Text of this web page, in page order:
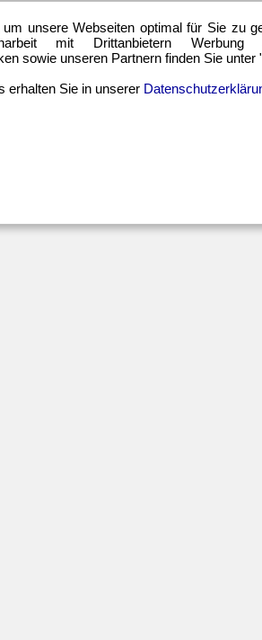
unsere Webseiten optimal für Sie zu
mit Drittanbietern
sowie unseren Partnern finden Sie unter
erhalten Sie in unserer